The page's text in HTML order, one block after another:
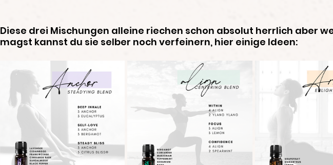
Diese drei Mischungen alleine riechen schon absolut herrlich aber
magst kannst du sie selber noch verfeinern, hier einige Ideen: